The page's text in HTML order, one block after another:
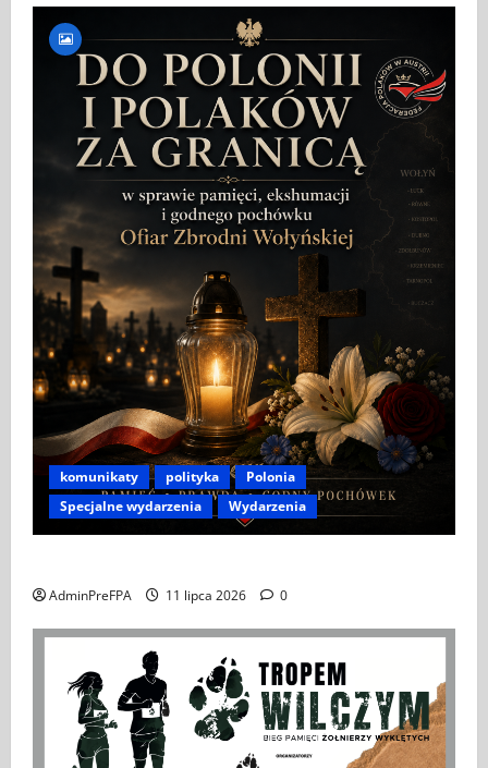
komunikaty polityka
Polonia
Specjalne wydarzenia
Wydarzenia
AdminPreFPA 11 lipca 2026 0